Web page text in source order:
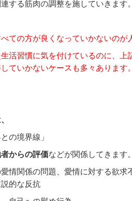
する筋肉の調整を施していきます。
ての方が良くなっていかないのが
活習慣に気を付けているのに、上
ていかないケースも多々あります。
の境界線」
からの評価などが関係してきます。
情関係の問題、愛情に対する欲求
的な反抗